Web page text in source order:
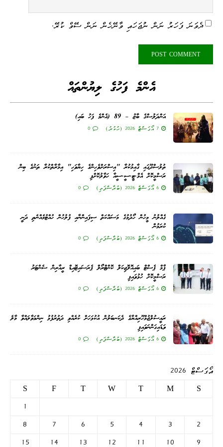
ދެވަނަ ފަހަރު ނަން ނުޖަހައި ވާނޭހެން ނަން ސޭވް ކުރޭ.
އެންމެ ފަހުގެ ލިޔުންތައް
އަންދަލުސްގެ ބާޒު – 89 (އެންމެ ފަހު ބައި)
7 އޯގަސްޓް 2026 (ހުކުރު) 0
ތުލުސްދޫގައި ގާއިމުކުރާ "އިސްރަށްވެހިންގެ ހިޔާވަހި" އިމާރާތްކުރާ ތަނުގެ ބިން
ރަސްމީކޮށް އެމް.ޓީ.ސީ.ސީއާ ހަވާލުކޮށްފި
6 އޯގަސްޓް 2026 (ބުރާސްފަތި) 0
ގެއްލުނު މީހުން ހޯދުމުގެ މަސައްކަތް ސިފައިންނާއި ފުލުހުން ހުއްޓުމެއްނެތި ދަނީ
ކުރަމުން
6 އޯގަސްޓް 2026 (ބުރާސްފަތި) 0
ޕާމް ޕެސްޓް ބައިއޮލޮޖިކަލް ކޮންޓްރޯލް ޕެރަސައިޓޮއިޑް ރީއާރިން ސެންޓަރު
ރަސްމީކޮށް ހުޅުވައިފި
6 އޯގަސްޓް 2026 (ބުރާސްފަތި) 0
ރައީސުލްޖުމްހޫރިއްޔާގެ ދެކަނބަލުން އުކުޅަހަށް ކުރެއްވި ދަތުރުފުޅު ނިންމަވާލައްވާ މާލެ
ވަޑައިގަންނަވައިފި
6 އޯގަސްޓް 2026 (ބުރާސްފަތި) 0
އޯގަސްޓް 2026
S
M
T
W
T
F
S
1
2
3
4
5
6
7
8
9
10
11
12
13
14
15